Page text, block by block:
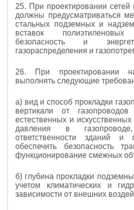
25. При проектировании сетей
должны предусматриваться
стальных подземных и
вставок
безопасность и
газораспределения и
26. При проектировании
выполнять следующие
а) вид и способ прокладки
вертикали от
естественных и
давления в
ответственности зданий
обеспечить безопасность
функционирование смежных
б) глубина прокладки
учетом климатических и
зависимости от внешних